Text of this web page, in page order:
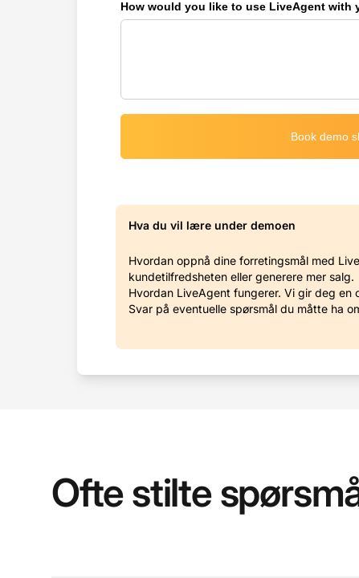
Hva du vil lære under demoen
Hvordan oppnå dine forretingsmål med
kundetilfredsheten eller generere mer salg.
Hvordan LiveAgent fungerer. Vi gir deg en
Svar på eventuelle spørsmål du måtte ha
Ofte stilte